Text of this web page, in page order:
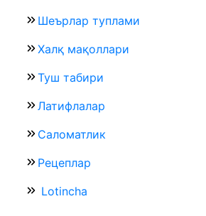
Шеърлар туплами
Халқ мақоллари
Туш табири
Латифлалар
Саломатлик
Рецеплар
Lotincha